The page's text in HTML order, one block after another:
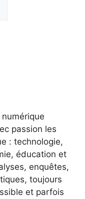
passion les
: technologie,
éducation et
enquêtes,
toujours
et parfois